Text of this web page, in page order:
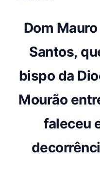
Dom
Santos,
bispo da
Mourão
faleceu